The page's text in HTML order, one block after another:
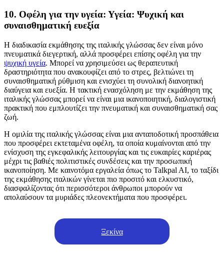
10. Οφέλη για την υγεία: Υγεία: Ψυχική και
συναισθηματική ευεξία
Η διαδικασία εκμάθησης της ιταλικής γλώσσας δεν είναι μόνο
πνευματικά διεγερτική, αλλά προσφέρει επίσης οφέλη για την
ψυχική υγεία. Μπορεί να χρησιμεύσει ως θεραπευτική
δραστηριότητα που ανακουφίζει από το στρες, βελτιώνει τη
συναισθηματική ρύθμιση και ενισχύει τη συνολική διανοητική
διαύγεια και ευεξία. Η τακτική ενασχόληση με την εκμάθηση της
ιταλικής γλώσσας μπορεί να είναι μια ικανοποιητική, διαλογιστική
πρακτική που εμπλουτίζει την πνευματική και συναισθηματική σας
ζωή.
Η ομιλία της ιταλικής γλώσσας είναι μια ανταποδοτική προσπάθεια
που προσφέρει εκτεταμένα οφέλη, τα οποία κυμαίνονται από την
ενίσχυση της εγκεφαλικής λειτουργίας και τις ευκαιρίες καριέρας
μέχρι τις βαθιές πολιτιστικές συνδέσεις και την προσωπική
ικανοποίηση. Με καινοτόμα εργαλεία όπως το Talkpal AI, το ταξίδι
της εκμάθησης ιταλικών γίνεται πιο προσιτό και ελκυστικό,
διασφαλίζοντας ότι περισσότεροι άνθρωποι μπορούν να
απολαύσουν τα μυριάδες πλεονεκτήματα που προσφέρει.
Ξεκίνα